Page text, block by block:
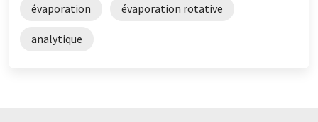
évaporation évaporation rotative
analytique